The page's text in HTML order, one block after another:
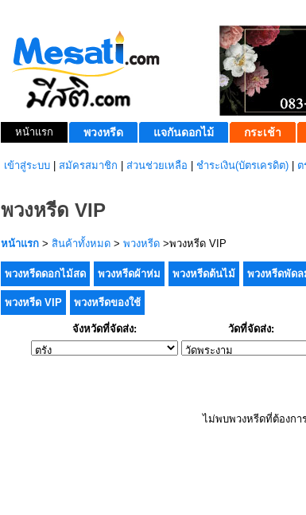
หน้าแรก พวงหรีด แจกันดอกไม้ กระเช้า
เข้าสู่ระบบ สมัครสมาชิก ส่วนช่วยเหลือ ชำระเงิน(บัตรเครดิต) ต
พวงหรีด VIP
หน้าแรก > สินค้าทั้งหมด > พวงหรีด >พวงหรีด VIP
พวงหรีดดอกไม้สด พวงหรีดผ้าห่ม พวงหรีดต้นไม้ พวงหรีดพัดล
พวงหรีด VIP พวงหรีดของใช้
จังหวัดที่จัดส่ง: วัดที่จัดส่ง:
ไม่พบพวงหรีดที่ต้องกา